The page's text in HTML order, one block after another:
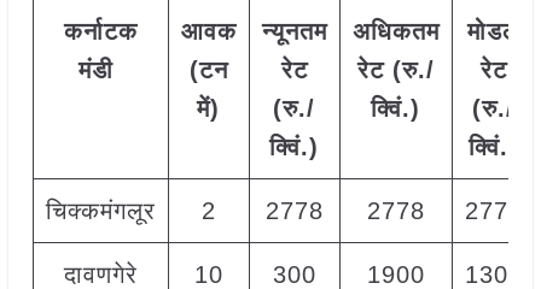
कर्नाटक
मंडी
आवक
(टन
में)
न्यूनतम
रेट
(रु./
क्विं.)
अधिकतम
रेट (रु./
क्विं.)
मोडल
रेट
(रु./
क्विं.)
चिक्कमंगलूर 2 2778 2778 2778
दावणगेरे 10 300 1900 1300